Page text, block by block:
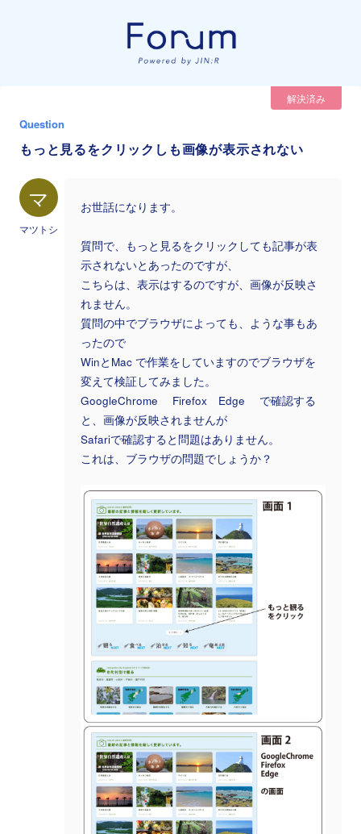
解決済み
Question
もっと見るをクリックしも画像が表示されない
マ
マツトシ
お世話になります。
質問で、もっと見るをクリックしても記事が表
示されないとあったのですが、
こちらは、表示はするのですが、画像が反映さ
れません。
質問の中でブラウザによっても、ような事もあ
ったので
WinとMac で作業をしていますのでブラウザを
変えて検証してみました。
GoogleChrome Firefox Edge で確認する
と、画像が反映されませんが
Safariで確認すると問題はありません。
これは、ブラウザの問題でしょうか？